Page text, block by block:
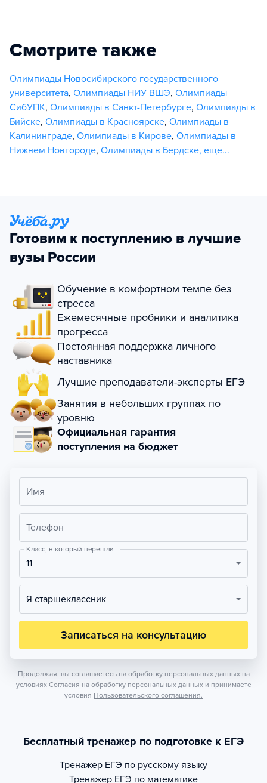
Смотрите также
Олимпиады Новосибирского государственного
университета, Олимпиады НИУ ВШЭ, Олимпиады
СибУПК, Олимпиады в Санкт-Петербурге, Олимпиады в
Бийске, Олимпиады в Красноярске, Олимпиады в
Калининграде, Олимпиады в Кирове, Олимпиады в
Нижнем Новгороде, Олимпиады в Бердске, еще...
Готовим к поступлению в лучшие
вузы России
Обучение в комфортном темпе без
стресса
Ежемесячные пробники и аналитика
прогресса
Постоянная поддержка личного
наставника
Лучшие преподаватели-эксперты ЕГЭ
Занятия в небольших группах по
уровню
Официальная гарантия
поступления на бюджет
Имя
Телефон
Класс, в который перешли
11
Я старшеклассник
Записаться на консультацию
Продолжая, вы соглашаетесь на обработку персональных данных на
условиях Согласия на обработку персональных данных и принимаете
условия Пользовательского соглашения.
Бесплатный тренажер по подготовке к ЕГЭ
Тренажер ЕГЭ по русскому языку
Тренажер ЕГЭ по математике